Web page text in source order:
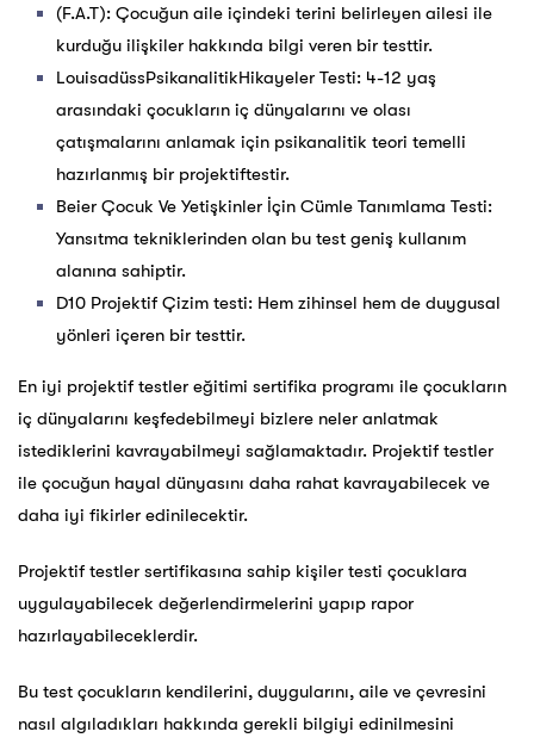
(F.A.T): Çocuğun aile içindeki terini belirleyen ailesi ile
kurduğu ilişkiler hakkında bilgi veren bir testtir.
LouisadüssPsikanalitikHikayeler Testi: 4-12 yaş
arasındaki çocukların iç dünyalarını ve olası
çatışmalarını anlamak için psikanalitik teori temelli
hazırlanmış bir projektiftestir.
Beier Çocuk Ve Yetişkinler İçin Cümle Tanımlama Testi:
Yansıtma tekniklerinden olan bu test geniş kullanım
alanına sahiptir.
D10 Projektif Çizim testi: Hem zihinsel hem de duygusal
yönleri içeren bir testtir.
En iyi projektif testler eğitimi sertifika programı ile çocukların
iç dünyalarını keşfedebilmeyi bizlere neler anlatmak
istediklerini kavrayabilmeyi sağlamaktadır. Projektif testler
ile çocuğun hayal dünyasını daha rahat kavrayabilecek ve
daha iyi fikirler edinilecektir.
Projektif testler sertifikasına sahip kişiler testi çocuklara
uygulayabilecek değerlendirmelerini yapıp rapor
hazırlayabileceklerdir.
Bu test çocukların kendilerini, duygularını, aile ve çevresini
nasıl algıladıkları hakkında gerekli bilgiyi edinilmesini